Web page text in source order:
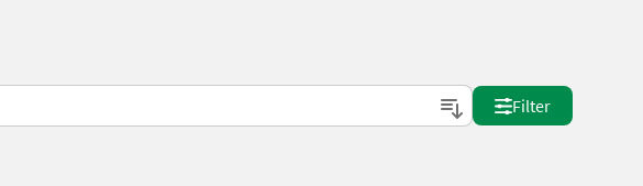
Filter